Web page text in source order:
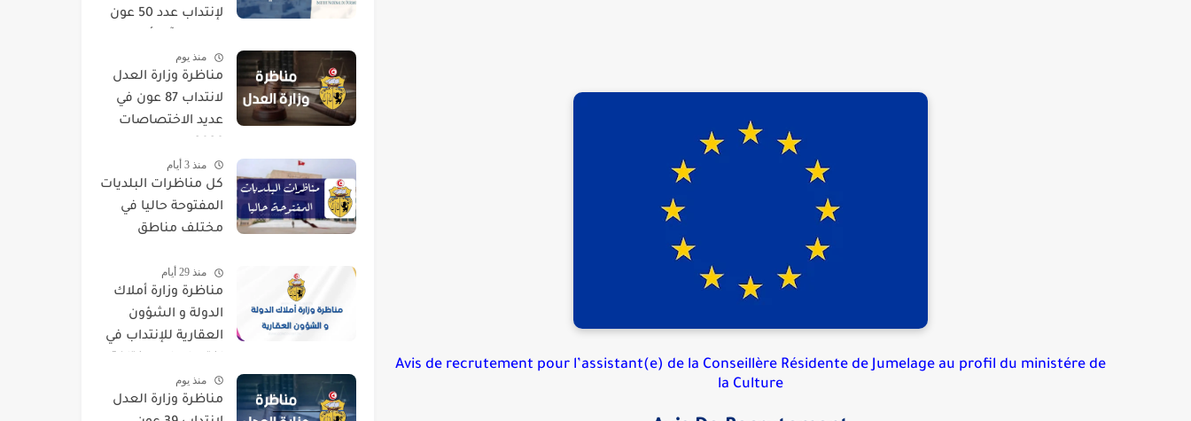
Avis de recrutement pour l’assistant(e) de la Conseillère Résidente de Jumelage au profil du ministére de
la Culture
لإنتداب عدد 50 عون
2026
منذ يوم
مناظرة وزارة العدل
لانتداب 87 عون في
عديد الاختصاصات
منذ 3 أيام
كل مناظرات البلديات
المفتوحة حاليا في
مختلف مناطق
منذ 29 أيام
مناظرة وزارة أملاك
الدولة و الشؤون
العقارية للإنتداب في
منذ يوم
مناظرة وزارة العدل